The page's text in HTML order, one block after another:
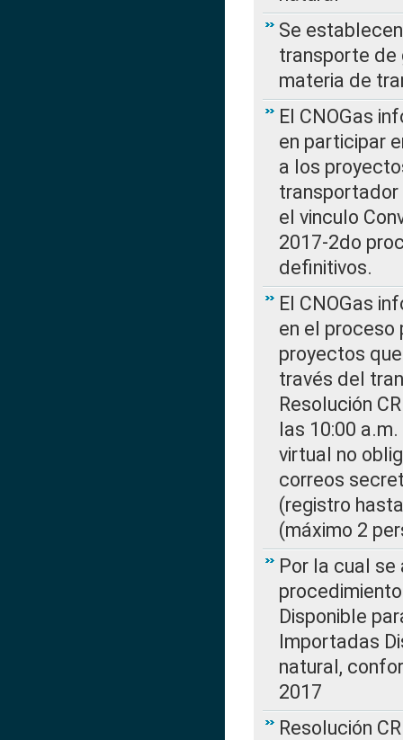
Se
transporte de
materia de
El CNOGas
en participar
a los
transportador
el vinculo
2017-2do
definitivos.
El CNOGas
en el proceso
proyectos
través del
Resolución
las 10:00
virtual no
correos
(registro
(máximo 2
Por la cual
Disponible
Importadas
natural,
2017
Resolución